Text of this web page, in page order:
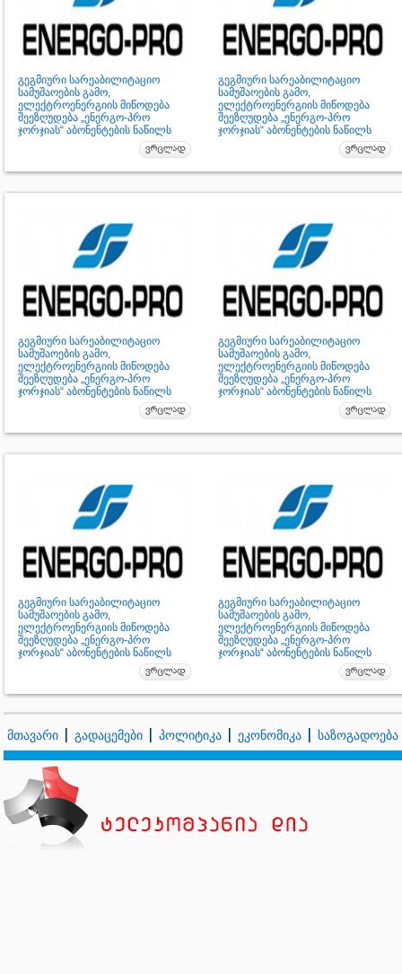
გეგმიური სარეაბილიტაციო
სამუშაოების გამო,
ელექტროენერგიის მიწოდება
შეეზღუდება „ენერგო-პრო
ჯორჯიას“ აბონენტების ნაწილს
გეგმიური სარეაბილიტაციო
სამუშაოების გამო,
ელექტროენერგიის მიწოდება
შეეზღუდება „ენერგო-პრო
ჯორჯიას“ აბონენტების ნაწილს
გეგმიური სარეაბილიტაციო
სამუშაოების გამო,
ელექტროენერგიის მიწოდება
შეეზღუდება „ენერგო-პრო
ჯორჯიას“ აბონენტების ნაწილს
გეგმიური სარეაბილიტაციო
სამუშაოების გამო,
ელექტროენერგიის მიწოდება
შეეზღუდება „ენერგო-პრო
ჯორჯიას“ აბონენტების ნაწილს
გეგმიური სარეაბილიტაციო
სამუშაოების გამო,
ელექტროენერგიის მიწოდება
შეეზღუდება „ენერგო-პრო
ჯორჯიას“ აბონენტების ნაწილს
გეგმიური სარეაბილიტაციო
სამუშაოების გამო,
ელექტროენერგიის მიწოდება
შეეზღუდება „ენერგო-პრო
ჯორჯიას“ აბონენტების ნაწილს
მთავარი გადაცემები პოლიტიკა ეკონომიკა საზოგადოება